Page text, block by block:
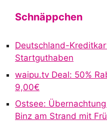
Schnäppchen
Deutschland-
Startguthaben
waipu.tv Deal: 50%
9,00€
Ostsee:
Binz am Strand mit